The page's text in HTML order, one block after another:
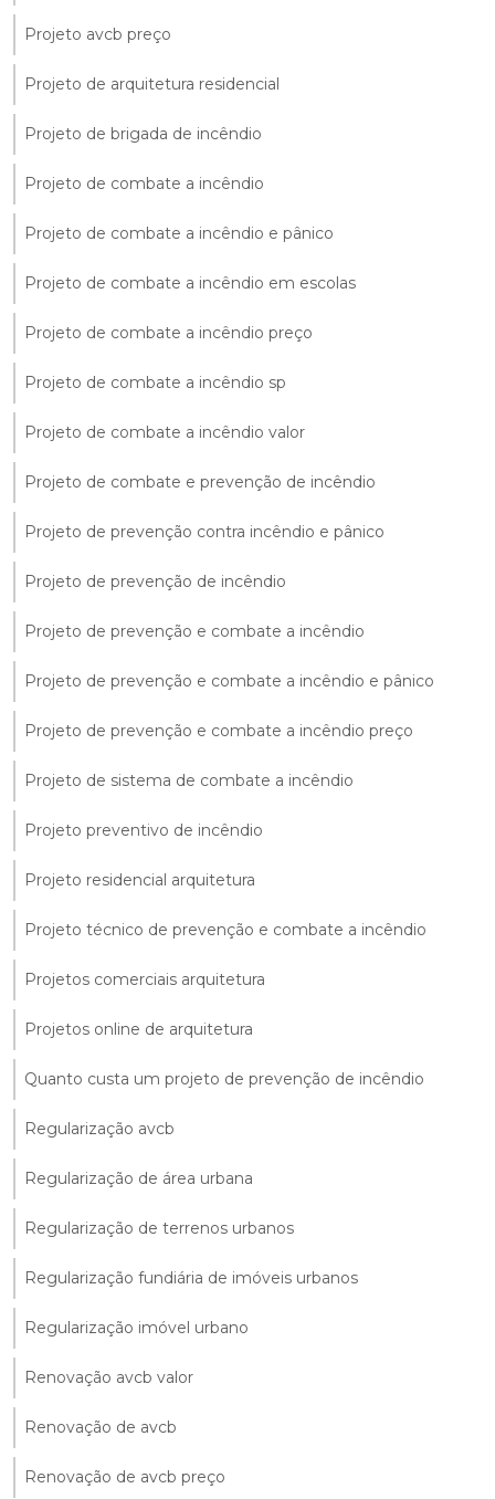
Projeto avcb preço
Projeto de arquitetura residencial
Projeto de brigada de incêndio
Projeto de combate a incêndio
Projeto de combate a incêndio e pânico
Projeto de combate a incêndio em escolas
Projeto de combate a incêndio preço
Projeto de combate a incêndio sp
Projeto de combate a incêndio valor
Projeto de combate e prevenção de incêndio
Projeto de prevenção contra incêndio e pânico
Projeto de prevenção de incêndio
Projeto de prevenção e combate a incêndio
Projeto de prevenção e combate a incêndio e pânico
Projeto de prevenção e combate a incêndio preço
Projeto de sistema de combate a incêndio
Projeto preventivo de incêndio
Projeto residencial arquitetura
Projeto técnico de prevenção e combate a incêndio
Projetos comerciais arquitetura
Projetos online de arquitetura
Quanto custa um projeto de prevenção de incêndio
Regularização avcb
Regularização de área urbana
Regularização de terrenos urbanos
Regularização fundiária de imóveis urbanos
Regularização imóvel urbano
Renovação avcb valor
Renovação de avcb
Renovação de avcb preço